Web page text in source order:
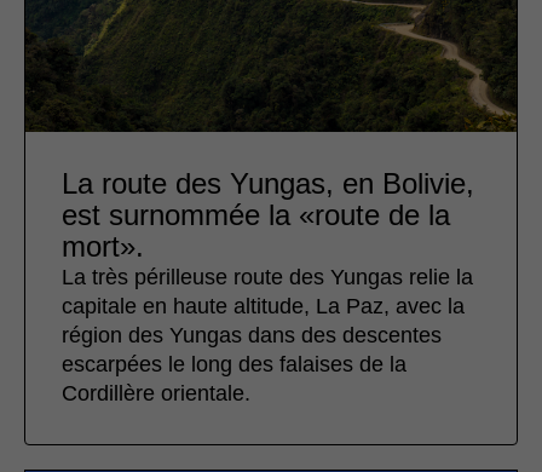
La route des Yungas, en Bolivie,
est surnommée la «route de la
mort».
La très périlleuse route des Yungas relie la
capitale en haute altitude, La Paz, avec la
région des Yungas dans des descentes
escarpées le long des falaises de la
Cordillère orientale.